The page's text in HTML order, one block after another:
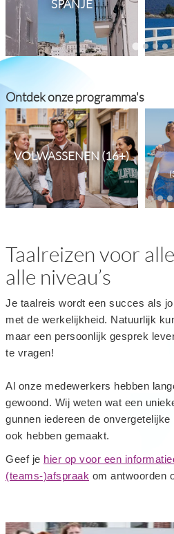
SPANJE
Ontdek onze programma's
VOLWASSENEN (16+)
Taalreizen voor
alle niveau’s
Je taalreis wordt een succes als
met de werkelijkheid. Natuurlijk
maar een persoonlijk gesprek
te vragen!
Al onze medewerkers hebben
gewoond. Wij weten wat een
gunnen iedereen de
ook hebben gemaakt.
Geef je hier op voor een
(teams-)afspraak om antwoorden